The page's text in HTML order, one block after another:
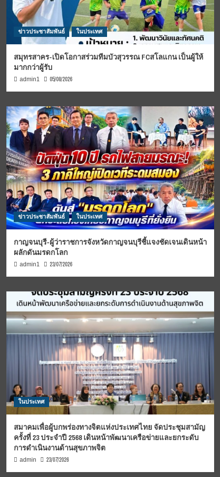
ข่าวประชาสัมพันธ์ ในประเทศ
สมุทรสาคร-เปิดโอกาสร่วมทีมบัวสุวรรณ FCสโลแกน เป็นผู้ให้
มากกว่าผู้รับ
admin1 05/08/2026
ข่าวประชาสัมพันธ์ ในประเทศ
กาญจนบุรี-ผู้ว่าราชการจังหวัดกาญจนบุรีชี้แจงชัดเจนเดินหน้า
ผลักดันมรดกโลก
admin1 23/07/2026
ในประเทศ
สมาคมเพื่อผู้บกพร่องทางจิตแห่งประเทศไทย จัดประชุมสามัญ
ครั้งที่ 23 ประจำปี 2568 เดินหน้าพัฒนาเครือข่ายและยกระดับ
การดำเนินงานด้านสุขภาพจิต
admin 23/07/2026